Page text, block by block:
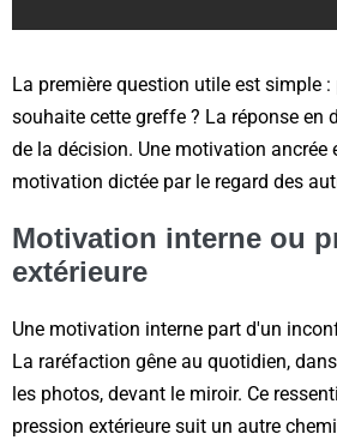
La première question utile est simple
souhaite cette greffe ? La réponse en
de la décision. Une motivation ancrée
motivation dictée par le regard des
Motivation interne ou
extérieure
Une motivation interne part d'un
La raréfaction gêne au quotidien,
les photos, devant le miroir. Ce
pression extérieure suit un autre